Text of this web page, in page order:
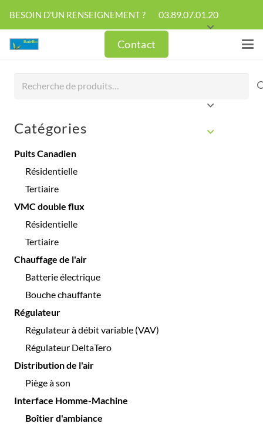
BESOIN D'UN RENSEIGNEMENT ? 03.89.07.01.20
Contact
Catégories
Puits Canadien
Résidentielle
Tertiaire
VMC double flux
Résidentielle
Tertiaire
Chauffage de l'air
Batterie électrique
Bouche chauffante
Régulateur
Régulateur à débit variable (VAV)
Régulateur DeltaTero
Distribution de l'air
Piège à son
Interface Homme-Machine
Boîtier d'ambiance